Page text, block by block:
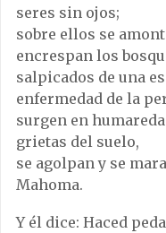
seres sin ojos;
sobre ellos se
encrespan los
salpicados de una
enfermedad de la
surgen en
grietas del suelo,
se agolpan y se
Mahoma.
Y él dice: Haced